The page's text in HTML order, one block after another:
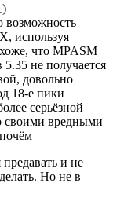
возможность
используя
что MPASM
не получается
довольно
18-е пики
серьёзной
своими вредными
и не
Но не в